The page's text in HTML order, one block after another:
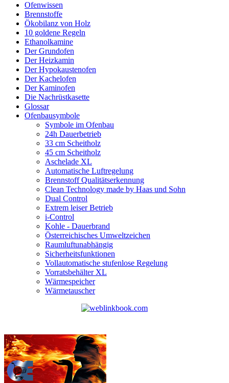
Ofenwissen
Brennstoffe
Ökobilanz von Holz
10 goldene Regeln
Ethanolkamine
Der Grundofen
Der Heizkamin
Der Hypokaustenofen
Der Kachelofen
Der Kaminofen
Die Nachrüstkasette
Glossar
Ofenbausymbole
Symbole im Ofenbau
24h Dauerbetrieb
33 cm Scheitholz
45 cm Scheitholz
Aschelade XL
Automatische Luftregelung
Brennstoff Qualitätserkennung
Clean Technology made by Haas und Sohn
Dual Control
Extrem leiser Betrieb
i-Control
Kohle - Dauerbrand
Österreichisches Umweltzeichen
Raumluftunabhängig
Sicherheitsfunktionen
Vollautomatische stufenlose Regelung
Vorratsbehälter XL
Wärmespeicher
Wärmetauscher